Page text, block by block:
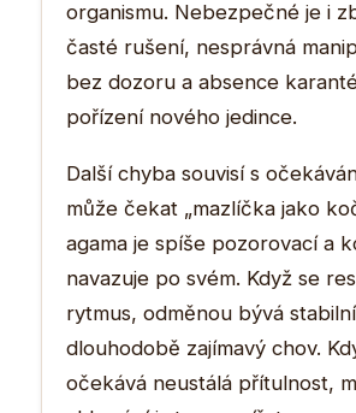
organismu. Nebezpečné je i
časté rušení, nesprávná
bez dozoru a absence
pořízení nového jedince.
Další chyba souvisí s
může čekat „mazlíčka jako
agama je spíše pozorovací a
navazuje po svém. Když se
rytmus, odměnou bývá
dlouhodobě zajímavý chov.
očekává neustálá přítulnost,